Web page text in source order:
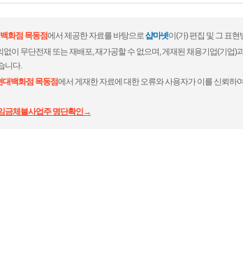
화점 목동점에서 제공한 자료를 바탕으로샵마넷이(가) 편집 및 그 표
없이 무단전재 또는 재배포, 재가공할 수 없으며, 게재된 채용기업(기업)
니다.
대백화점 목동점에서 게재한 자료에 대한 오류와 사용자가 이를 신뢰하
금체불사업주 명단확인→